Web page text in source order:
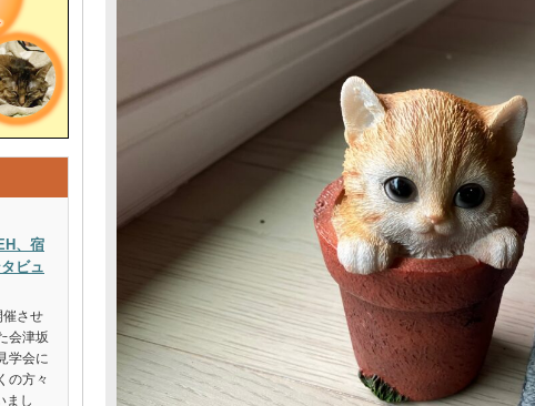
中！
、宿
ビュ
催させ
会津坂
学会に
の方々
まし